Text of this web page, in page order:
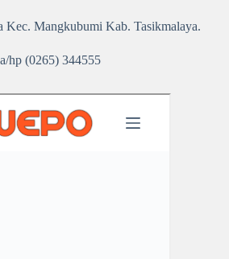
Kec. Mangkubumi Kab. Tasikmalaya.
hp (0265) 344555